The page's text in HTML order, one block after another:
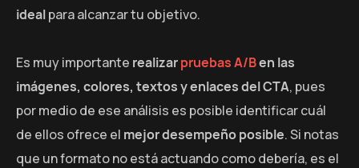
idealpara alcanzar tu objetivo.
Es muy importante realizarpruebas A/Ben las
imágenes, colores, textos y enlaces del CTA, pues
por medio de ese análisis es posible identificar cuál
de ellos ofrece el mejor desempeño posible. Si notas
que un formato no está actuando como debería, es el